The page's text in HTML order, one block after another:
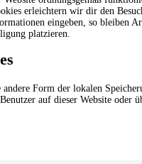
erleichtern wir dir den
eingeben, so bleiben
platzieren.
Form der lokalen
auf dieser Website oder